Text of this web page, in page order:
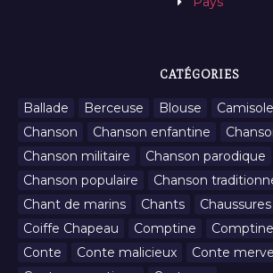
CATÉGORIES
Ballade Berceuse Blouse Camisole
Chanson
Chanson enfantine
Chanson militaire
Chanson parodique
Chanson populaire
Chanson
Chant de marins
Chants Chaussures
Coiffe Chapeau
Comptine
Conte
Conte malicieux
Conte